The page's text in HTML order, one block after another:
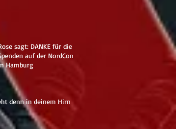
sagt: DANKE für die
auf der NordCon
Hamburg
denn in deinem Hirn